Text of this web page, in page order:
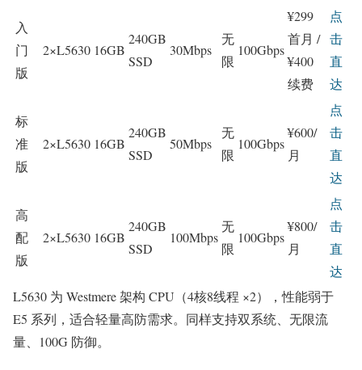
入
门
版
2×L5630 16GB
240GB
SSD
30Mbps
无
限
100Gbps
¥299
首月 /
¥400
续费
点
击
直
达
标
准
版
2×L5630 16GB
240GB
SSD
50Mbps
无
限
100Gbps
¥600/
月
点
击
直
达
高
配
版
2×L5630 16GB
240GB
SSD
100Mbps
无
限
100Gbps
¥800/
月
点
击
直
达
L5630 为 Westmere 架构 CPU（4核8线程 ×2），性能弱于
E5 系列，适合轻量高防需求。同样支持双系统、无限流
量、100G 防御。